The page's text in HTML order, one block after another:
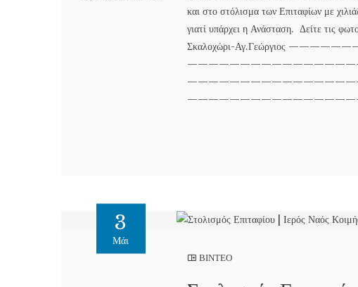
και στο στόλισμα των Επιταφίων με
γιατί υπάρχει η Ανάσταση. Δείτε τις
Σκαλοχώρι-Αγ.Γεώργιος
3
Μάι
ΒΙΝΤΕΟ